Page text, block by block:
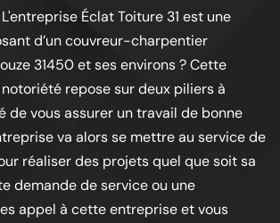
Éclat Toiture 31 est une
d’un couvreur-charpentier
31450 et ses environs ? Cette
repose sur deux piliers à
de vous assurer un travail de bonne
va alors se mettre au service de
réaliser des projets quel que soit sa
demande de service ou une
appel à cette entreprise et vous